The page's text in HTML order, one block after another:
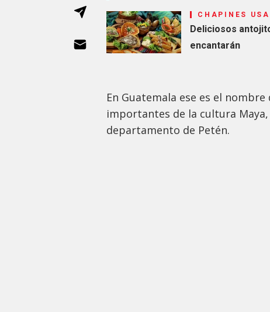
CHAPINES USA
Deliciosos
encantarán
En Guatemala ese es el
importantes de la cultura
departamento de Petén.